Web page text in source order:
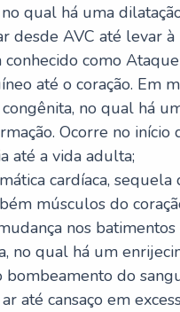
qual há uma
desde AVC até levar
conhecido como
até o coração. Em
no qual há
Ocorre no
até a vida adulta;
cardíaca,
músculos do
nos batimentos
no qual há um
bombeamento do
até cansaço em